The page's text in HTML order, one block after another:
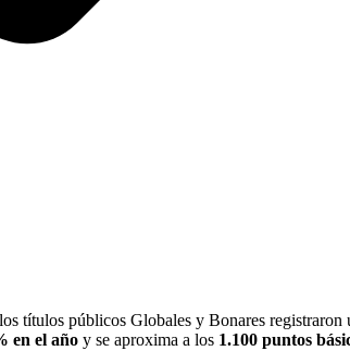
títulos públicos Globales y Bonares
en el año y se aproxima a los 1.100 puntos